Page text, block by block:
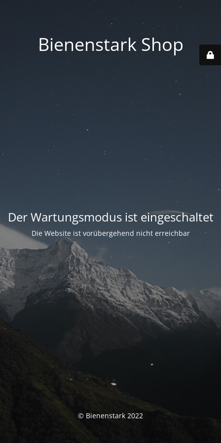
Bienenstark Shop
Der Wartungsmodus ist eingeschaltet
Die Website ist vorübergehend nicht erreichbar
© Bienenstark 2022